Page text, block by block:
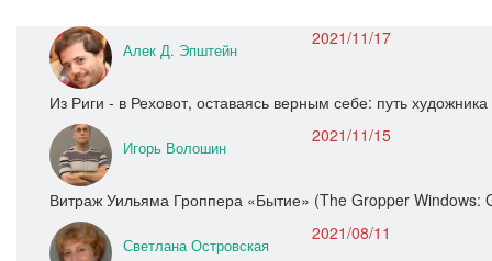
Алек Д. Эпштейн
2021/11/17
Из Риги - в Реховот, оставаясь верным себе: путь
Игорь Волошин
2021/11/15
Витраж Уильяма Гроппера «Бытие» (The Gropper Windows:
Светлана Островская
2021/08/11